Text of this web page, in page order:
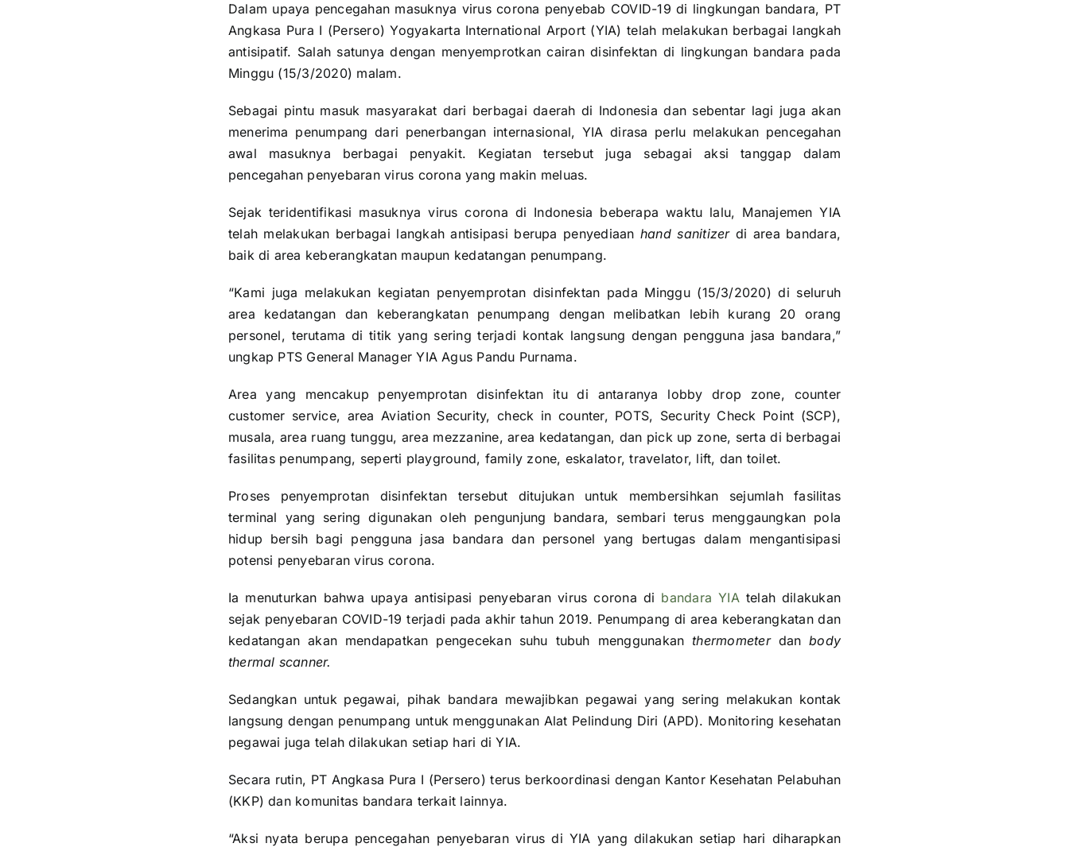
Dalam upaya pencegahan masuknya virus corona penyebab COVID-19 di lingkungan bandara, PT
Angkasa Pura I (Persero) Yogyakarta International Arport (YIA) telah melakukan berbagai langkah
antisipatif. Salah satunya dengan menyemprotkan cairan disinfektan di lingkungan bandara pada
Minggu (15/3/2020) malam.
Sebagai pintu masuk masyarakat dari berbagai daerah di Indonesia dan sebentar lagi juga akan
menerima penumpang dari penerbangan internasional, YIA dirasa perlu melakukan pencegahan
awal masuknya berbagai penyakit. Kegiatan tersebut juga sebagai aksi tanggap dalam
pencegahan penyebaran virus corona yang makin meluas.
Sejak teridentifikasi masuknya virus corona di Indonesia beberapa waktu lalu, Manajemen YIA
telah melakukan berbagai langkah antisipasi berupa penyediaan hand sanitizerdi area bandara,
baik di area keberangkatan maupun kedatangan penumpang.
“Kami juga melakukan kegiatan penyemprotan disinfektan pada Minggu (15/3/2020) di seluruh
area kedatangan dan keberangkatan penumpang dengan melibatkan lebih kurang 20 orang
personel, terutama di titik yang sering terjadi kontak langsung dengan pengguna jasa bandara,”
ungkap PTS General Manager YIA Agus Pandu Purnama.
Area yang mencakup penyemprotan disinfektan itu di antaranya lobby drop zone, counter
customer service, area Aviation Security, check in counter, POTS, Security Check Point (SCP),
musala, area ruang tunggu, area mezzanine, area kedatangan, dan pick up zone, serta di berbagai
fasilitas penumpang, seperti playground, family zone, eskalator, travelator, lift, dan toilet.
Proses penyemprotan disinfektan tersebut ditujukan untuk membersihkan sejumlah fasilitas
terminal yang sering digunakan oleh pengunjung bandara, sembari terus menggaungkan pola
hidup bersih bagi pengguna jasa bandara dan personel yang bertugas dalam mengantisipasi
potensi penyebaran virus corona.
Ia menuturkan bahwa upaya antisipasi penyebaran virus corona di bandara YIAtelah dilakukan
sejak penyebaran COVID-19 terjadi pada akhir tahun 2019. Penumpang di area keberangkatan dan
kedatangan akan mendapatkan pengecekan suhu tubuh menggunakanthermometerdanbody
thermal scanner.
Sedangkan untuk pegawai, pihak bandara mewajibkan pegawai yang sering melakukan kontak
langsung dengan penumpang untuk menggunakan Alat Pelindung Diri (APD). Monitoring kesehatan
pegawai juga telah dilakukan setiap hari di YIA.
Secara rutin, PT Angkasa Pura I (Persero) terus berkoordinasi dengan Kantor Kesehatan Pelabuhan
(KKP) dan komunitas bandara terkait lainnya.
“Aksi nyata berupa pencegahan penyebaran virus di YIA yang dilakukan setiap hari diharapkan